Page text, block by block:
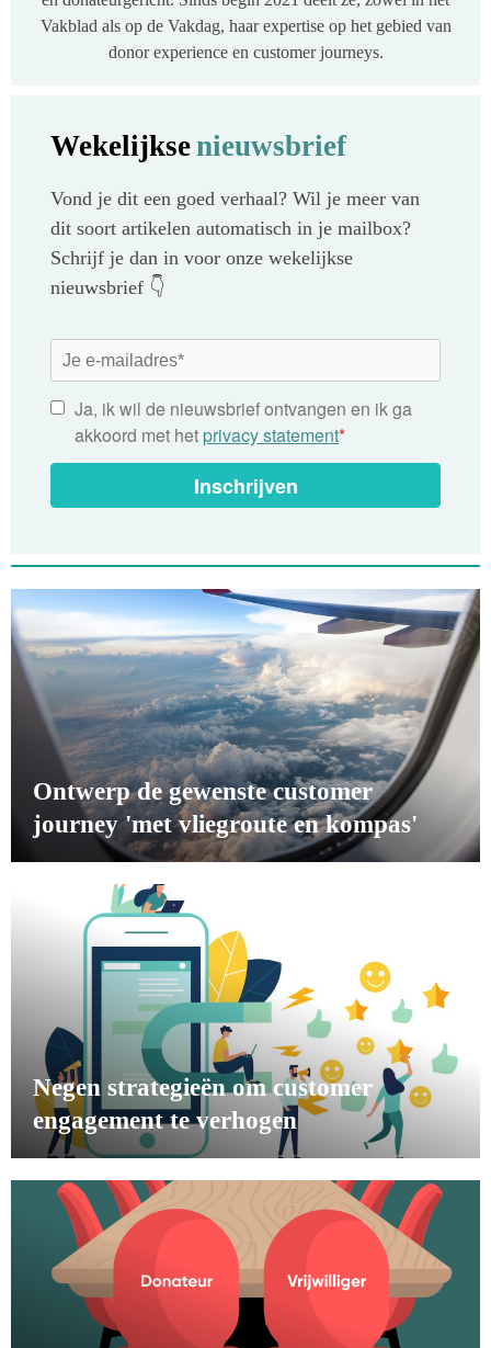
Vakblad als op de Vakdag, haar expertise op het gebied van
donor experience en customer journeys.
Wekelijksenieuwsbrief
Vond je dit een goed verhaal? Wil je meer van
dit soort artikelen automatisch in je mailbox?
Schrijf je dan in voor onze wekelijkse
nieuwsbrief 👇
Ja, ik wil de nieuwsbrief ontvangen en ik ga
akkoord met het privacy statement*
Inschrijven
Ontwerp de gewenste customer
journey 'met vliegroute en kompas'
Negen strategieën om customer
engagement te verhogen